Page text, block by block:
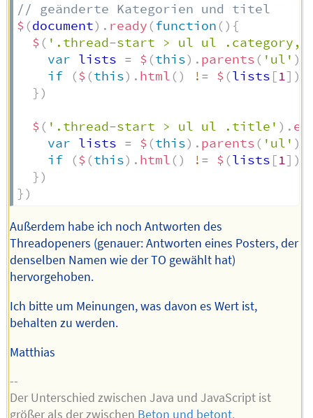
// geänderte Kategorien und titel
$ (document) . ready (function () {
$ ( '.thread-start > ul ul .category,
var lists = $ (this) . parents ( 'ul' )
if
($ (this) . html () != $ (lists [1] )
})
$ ( '.thread-start > ul ul .title' ) .
var lists = $ (this) . parents ( 'ul' )
if
($ (this) . html () != $ (lists [1] )
})
})
Außerdem habe ich noch Antworten des
Threadopeners (genauer: Antworten eines Posters, der
denselben Namen wie der TO gewählt hat)
hervorgehoben.
Ich bitte um Meinungen, was davon es Wert ist,
behalten zu werden.
Matthias
--
Der Unterschied zwischen Java und JavaScript ist
größer als der zwischen Beton und betont.